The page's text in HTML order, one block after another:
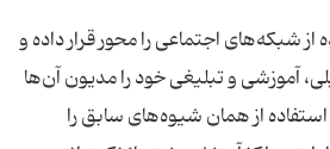
شبکه‌های اجتماعی را محور قرار داده و
آموزشی و تبلیغی خود را مدیون آن‌ها
از همان شیوه‌های سابق را